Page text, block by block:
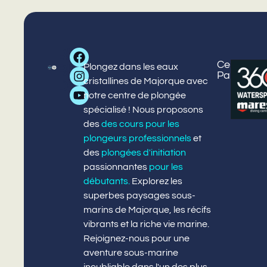
Big
Blue
Diving
Plongez dans les eaux
cristallines de Majorque avec
notre centre de plongée
spécialisé ! Nous proposons
desdes cours pour les
plongeurs professionnelset
des plongées d'initiation
passionnantes pour les
débutants Explorez les
superbes paysages sous-
marins de Majorque, les récifs
vibrants et la riche vie marine.
Rejoignez-nous pour une
aventure sous-marine
CentreCentre
Puerto
Portals
et
!